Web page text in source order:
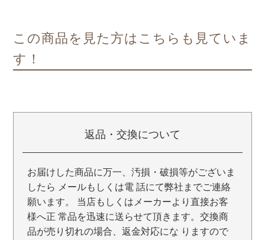
この商品を見た方はこちらも見ていま
す！
返品・交換について
お届けした商品に万一、汚損・破損等がございま
したら メールもしくは電 話にて弊社までご連絡
願います。 当店もしくはメーカーより直接お客
様へ正 常品を迅速に送らせて頂きます。交換商
品が売り切れの場合、返金対応にな りますので